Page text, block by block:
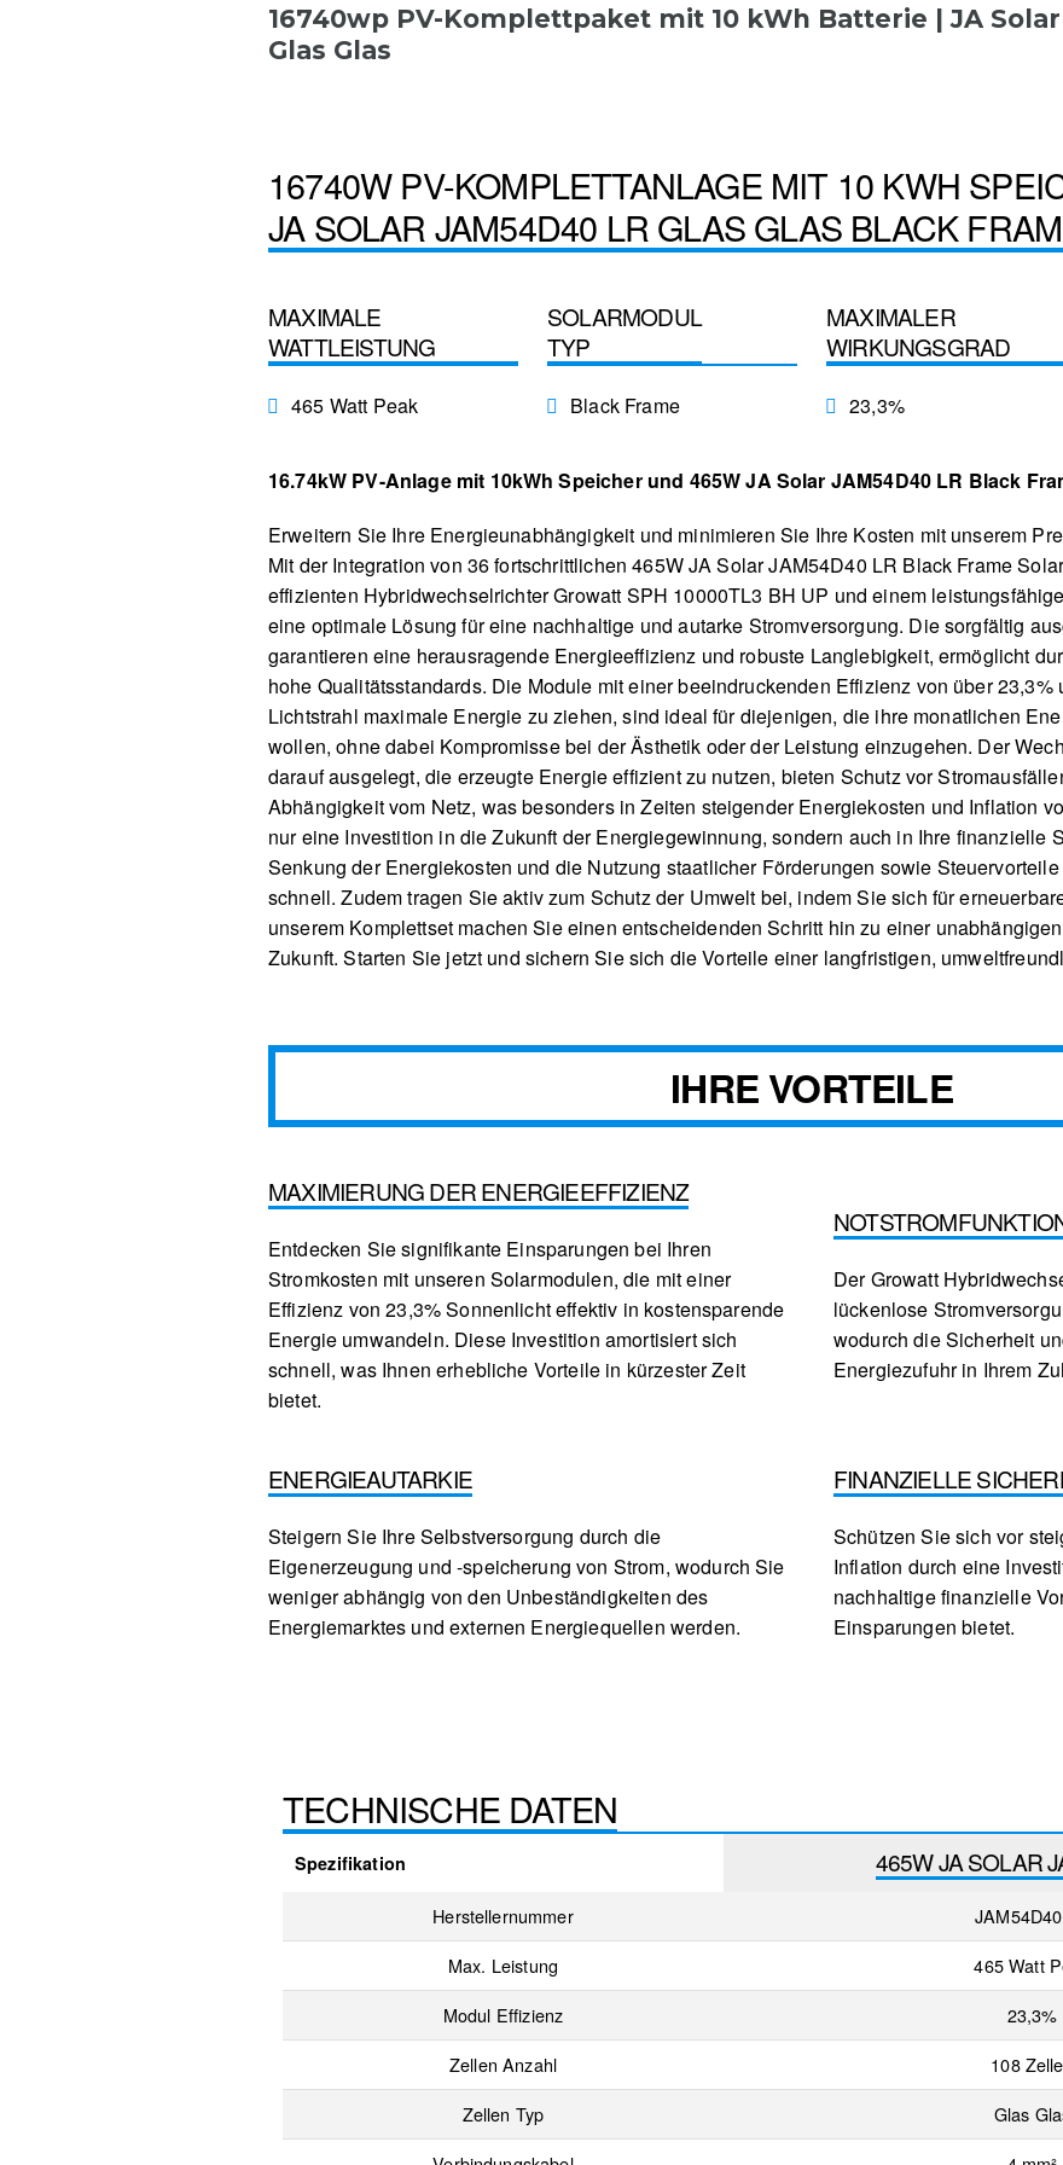
16740wp PV-Komplettpaket mit 10 kWh Batterie | JA
Glas Glas
16740W PV-KOMPLETTANLAGE MIT 10 KWH
JA SOLAR JAM54D40 LR GLAS GLAS BLACK
MAXIMALE
WATTLEISTUNG
465 Watt Peak
SOLARMODUL
TYP
Black Frame
MAXIMALER
WIRKUNGSGRAD
23,3%
16.74kW PV-Anlage mit 10kWh Speicher und 465W JA Solar JAM54D40 LR Black
Erweitern Sie Ihre Energieunabhängigkeit und minimieren Sie Ihre Kosten mit unserem
Mit der Integration von 36 fortschrittlichen 465W JA Solar JAM54D40 LR Black Frame
effizienten Hybridwechselrichter Growatt SPH 10000TL3 BH UP und einem
eine optimale Lösung für eine nachhaltige und autarke Stromversorgung. Die sorgfältig
garantieren eine herausragende Energieeffizienz und robuste Langlebigkeit, ermöglicht
hohe Qualitätsstandards. Die Module mit einer beeindruckenden Effizienz von über
Lichtstrahl maximale Energie zu ziehen, sind ideal für diejenigen, die ihre monatlichen
wollen, ohne dabei Kompromisse bei der Ästhetik oder der Leistung einzugehen. Der
darauf ausgelegt, die erzeugte Energie effizient zu nutzen, bieten Schutz vor
Abhängigkeit vom Netz, was besonders in Zeiten steigender Energiekosten und Inflation
nur eine Investition in die Zukunft der Energiegewinnung, sondern auch in Ihre finanzielle
Senkung der Energiekosten und die Nutzung staatlicher Förderungen sowie
schnell. Zudem tragen Sie aktiv zum Schutz der Umwelt bei, indem Sie sich für
unserem Komplettset machen Sie einen entscheidenden Schritt hin zu einer
Zukunft. Starten Sie jetzt und sichern Sie sich die Vorteile einer langfristigen,
IHRE VORTEILE
MAXIMIERUNG DER ENERGIEEFFIZIENZ
Entdecken Sie signifikante Einsparungen bei Ihren
Stromkosten mit unseren Solarmodulen, die mit einer
Effizienz von 23,3% Sonnenlicht effektiv in kostensparende
Energie umwandeln. Diese Investition amortisiert sich
schnell, was Ihnen erhebliche Vorteile in kürzester Zeit
bietet.
Der Growatt
lückenlose
wodurch die Sicherheit
Energiezufuhr in Ihrem
ENERGIEAUTARKIE
Steigern Sie Ihre Selbstversorgung durch die
Eigenerzeugung und -speicherung von Strom, wodurch Sie
weniger abhängig von den Unbeständigkeiten des
Energiemarktes und externen Energiequellen werden.
FINANZIELLE
Schützen Sie sich vor
Inflation durch eine
nachhaltige finanzielle
Einsparungen bietet.
TECHNISCHE DATEN
Spezifikation 465W JA SOLAR
Herstellernummer
Max. Leistung
465 Watt
Modul Effizienz
23,3%
Zellen Anzahl
108
Zellen Typ
Glas